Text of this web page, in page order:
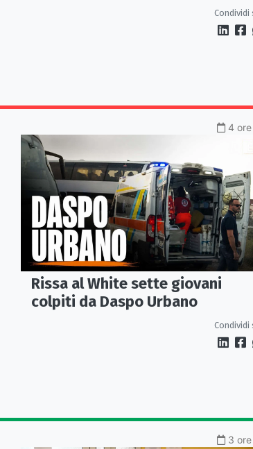
Condividi
4
Rissa al White sette giovani
colpiti da Daspo Urbano
Condividi
3